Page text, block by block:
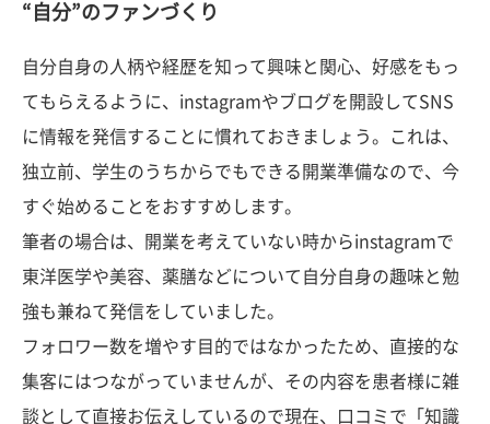
“自分”のファンづくり
自分自身の人柄や経歴を知って興味と関心、好感をもっ
てもらえるように、instagramやブログを開設してSNS
に情報を発信することに慣れておきましょう。これは、
独立前、学生のうちからでもできる開業準備なので、今
すぐ始めることをおすすめします。
筆者の場合は、開業を考えていない時からinstagramで
東洋医学や美容、薬膳などについて自分自身の趣味と勉
強も兼ねて発信をしていました。
フォロワー数を増やす目的ではなかったため、直接的な
集客にはつながっていませんが、その内容を患者様に雑
談として直接お伝えしているので現在、口コミで「知識